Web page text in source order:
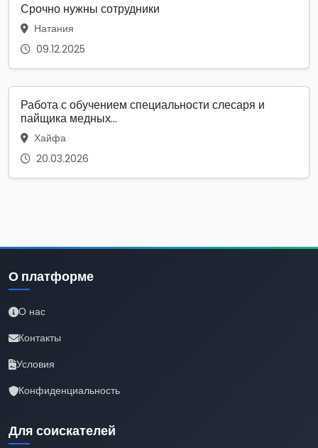
Срочно нужны сотрудники
Натания
09.12.2025
Работа с обучением специальности слесаря и
пайщика медных...
Хайфа
20.03.2026
О платформе
О нас
Контакты
Условия
Конфиденциальность
Для соискателей